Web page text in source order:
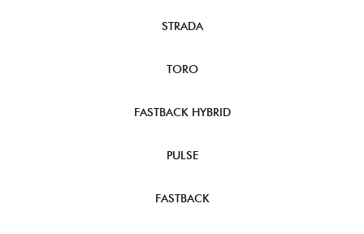
STRADA
TORO
FASTBACK HYBRID
PULSE
FASTBACK